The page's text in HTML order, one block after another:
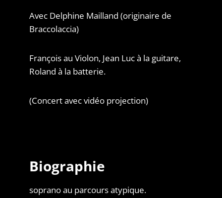
Avec Delphine Mailland (originaire de
Braccolaccia)
François au Violon, Jean Luc à la guitare,
Roland à la batterie.
(Concert avec vidéo projection)
Biographie
soprano au parcours atypique.